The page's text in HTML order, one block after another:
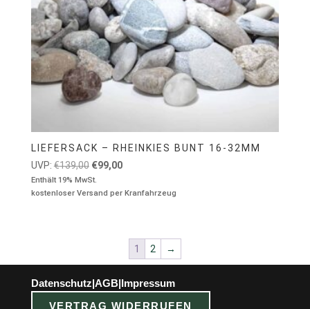
LIEFERSACK – RHEINKIES BUNT 16-32MM
UVP: €139,00 Ursprünglicher
Preis
war:
€99,00Aktueller
ist:
Enthält 19% MwSt.
kostenloser Versand per Kranfahrzeug
1 2 →
Datenschutz|AGB|Impressum
VERTRAG WIDERRUFEN